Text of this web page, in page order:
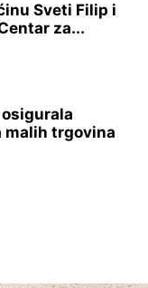
Sveti Filip i
za...
trgovina